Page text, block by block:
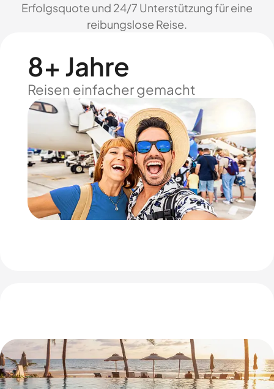
Erfolgsquote und 24/7 Unterstützung für eine
reibungslose Reise.
8+ Jahre
Reisen einfacher gemacht